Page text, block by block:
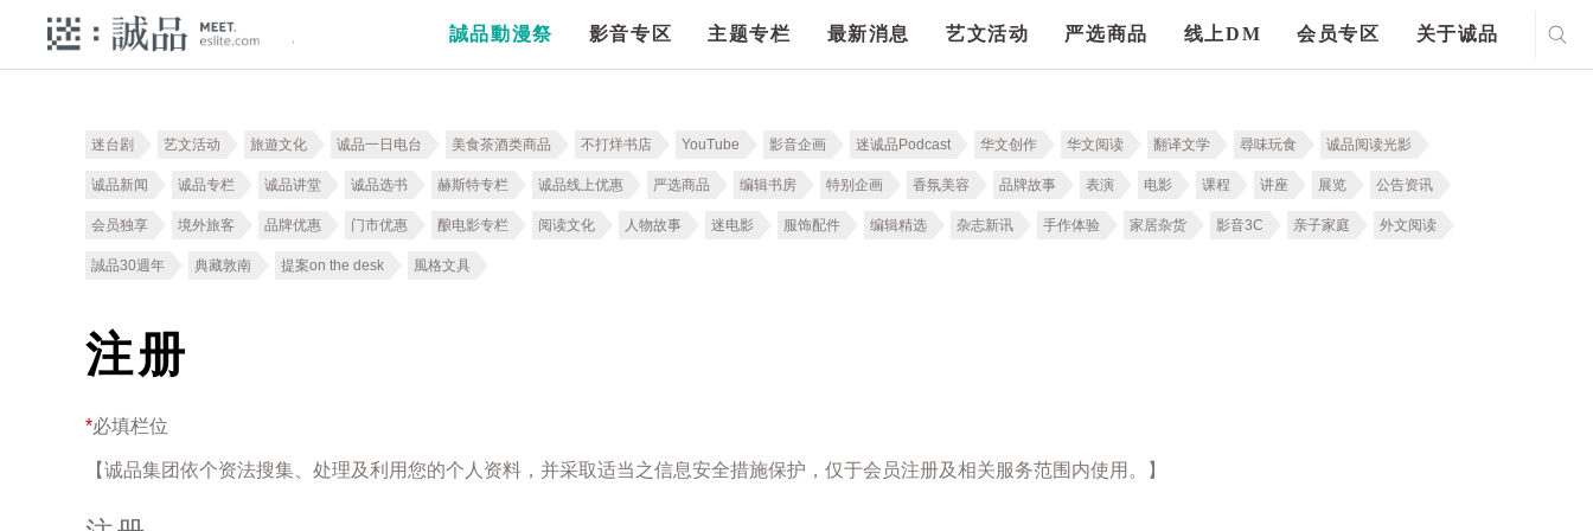
誠品動漫祭 影音专区 主题专栏 最新消息 艺文活动 严选商品 线上DM 会员专区 关于诚品
迷台剧 艺文活动 旅遊文化 诚品一日电台 美食茶酒类商品 不打烊书店 YouTube 影音企画 迷诚品Podcast 华文创作 华文阅读 翻译文学 尋味玩食 诚品阅读光影
诚品新闻 诚品专栏 诚品讲堂 诚品选书 赫斯特专栏 诚品线上优惠 严选商品 编辑书房 特别企画 香氛美容 品牌故事 表演 电影 课程 讲座 展览 公告资讯
会员独享 境外旅客 品牌优惠 门市优惠 酿电影专栏 阅读文化 人物故事 迷电影 服饰配件 编辑精选 杂志新讯 手作体验 家居杂货 影音3C 亲子家庭 外文阅读
誠品30週年 典藏敦南 提案on the desk 風格文具
注册
*必填栏位
【诚品集团依个资法搜集、处理及利用您的个人资料，并采取适当之信息安全措施保护，仅于会员注册及相关服务范围内使用。】